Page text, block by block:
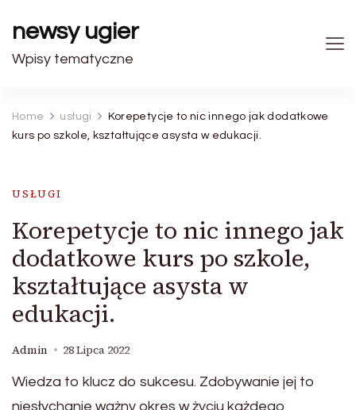
newsy ugier
Wpisy tematyczne
Home usługi
Korepetycje to nic innego jak dodatkowe
kurs po szkole, kształtujące asysta w edukacji.
USŁUGI
Korepetycje to nic innego jak
dodatkowe kurs po szkole,
kształtujące asysta w
edukacji.
Admin 28 Lipca 2022
Wiedza to klucz do sukcesu. Zdobywanie jej to
niesłychanie ważny okres w życiu każdego